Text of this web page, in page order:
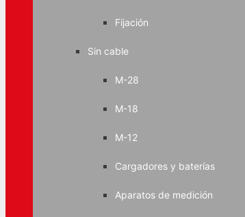
Fijación
Sin cable
M-28
M-18
M-12
Cargadores y baterías
Aparatos de medición